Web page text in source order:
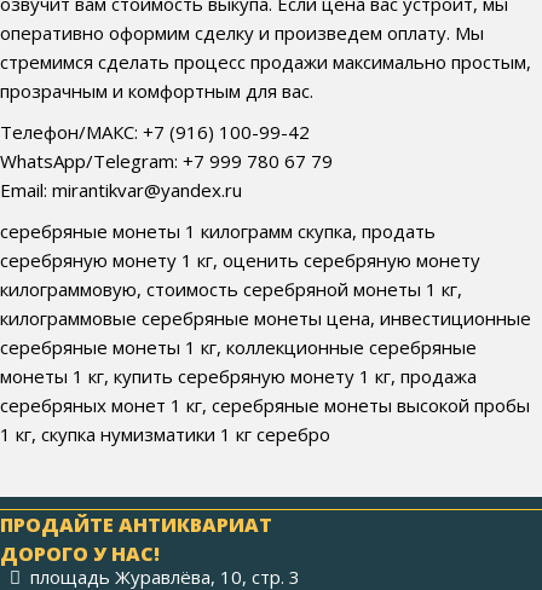
оперативно оформим сделку и произведем оплату. Мы
стремимся сделать процесс продажи максимально простым,
прозрачным и комфортным для вас.
Телефон/МАКС: +7 (916) 100-99-42
WhatsApp/Telegram: +7 999 780 67 79
Email: mirantikvar@yandex.ru
серебряные монеты 1 килограмм скупка, продать
серебряную монету 1 кг, оценить серебряную монету
килограммовую, стоимость серебряной монеты 1 кг,
килограммовые серебряные монеты цена, инвестиционные
серебряные монеты 1 кг, коллекционные серебряные
монеты 1 кг, купить серебряную монету 1 кг, продажа
серебряных монет 1 кг, серебряные монеты высокой пробы
1 кг, скупка нумизматики 1 кг серебро
ПРОДАЙТЕ АНТИКВАРИАТ
ДОРОГО У НАС!
площадь Журавлёва, 10, стр. 3